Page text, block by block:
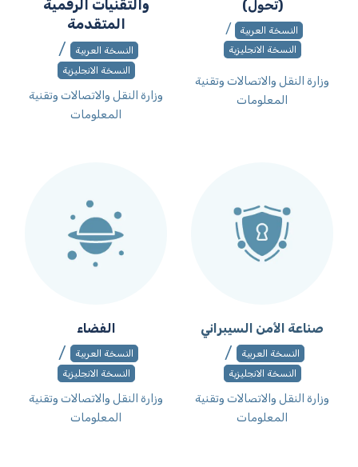
(تحول)
النسخة العربية /
النسخة الانجليزية
وزارة النقل والاتصالات وتقنية
المعلومات
والتقنيات الرقمية
المتقدمة
النسخة العربية /
النسخة الانجليزية
وزارة النقل والاتصالات وتقنية
المعلومات
صناعة الأمن السيبراني
النسخة العربية /
النسخة الانجليزية
وزارة النقل والاتصالات وتقنية
المعلومات
الفضاء
النسخة العربية /
النسخة الانجليزية
وزارة النقل والاتصالات وتقنية
المعلومات